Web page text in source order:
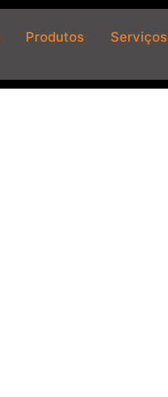
Produtos Serviços